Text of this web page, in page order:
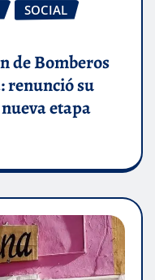
SOCIAL
de Bomberos
renunció su
etapa